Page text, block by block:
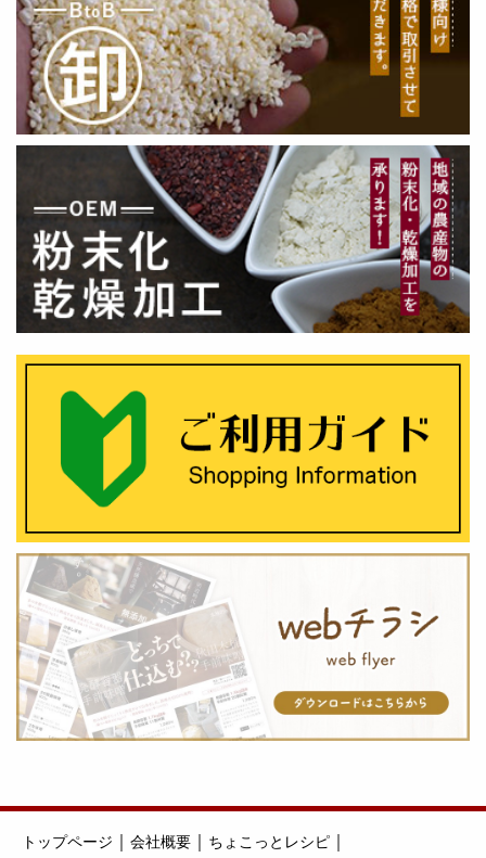
トップページ ｜ 会社概要 ｜ ちょこっとレシピ ｜